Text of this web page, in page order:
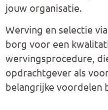
jouw organisatie.
Werving en selectie
borg voor een
wervingsprocedure,
opdrachtgever als
belangrijke voordelen